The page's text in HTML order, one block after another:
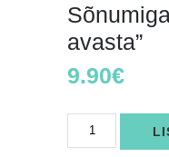
avasta”
9.90€
küünal
"Unista-